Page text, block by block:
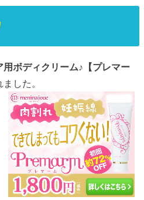
用ボディクリーム♪【プレマー
した。